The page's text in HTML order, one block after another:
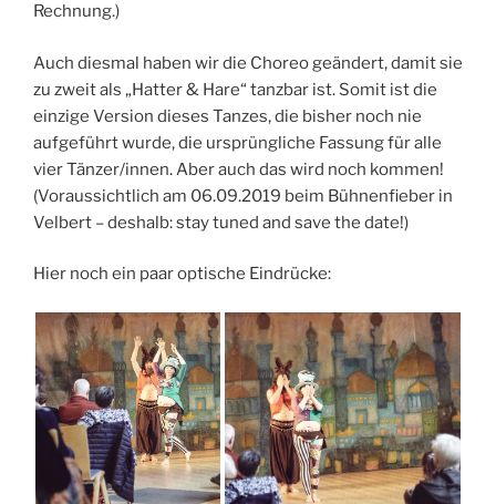
Rechnung.)
Auch diesmal haben wir die Choreo geändert, damit sie
zu zweit als „Hatter & Hare“ tanzbar ist. Somit ist die
einzige Version dieses Tanzes, die bisher noch nie
aufgeführt wurde, die ursprüngliche Fassung für alle
vier Tänzer/innen. Aber auch das wird noch kommen!
(Voraussichtlich am 06.09.2019 beim Bühnenfieber in
Velbert – deshalb: stay tuned and save the date!)
Hier noch ein paar optische Eindrücke: